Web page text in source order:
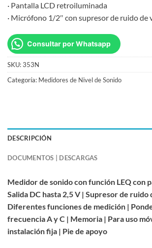
· Pantalla LCD retroiluminada
· Micrófono 1/2″ con supresor de ruido de
Consultar por Whatsapp
SKU:353N
Categoría: Medidores de Nivel de Sonido
DESCRIPCIÓN
DOCUMENTOS | DESCARGAS
Medidor de sonido con función LEQ con
Salida DC hasta 2,5 V | Supresor de ruido
Diferentes funciones de medición |
frecuencia A y C | Memoria | Para uso
instalación fija | Pie de apoyo